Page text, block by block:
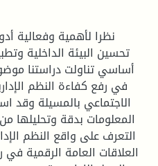
نظرا لأهمية وفعالية
تحسين البيئة الداخلية
أساسي تناولت دراستنا
في رفع كفاءة النظم
الاجتماعي بالمسيلة وقد
المعلومات بدقة وتحليلها
التعرف على واقع النظم
العلاقات العامة الرقمية